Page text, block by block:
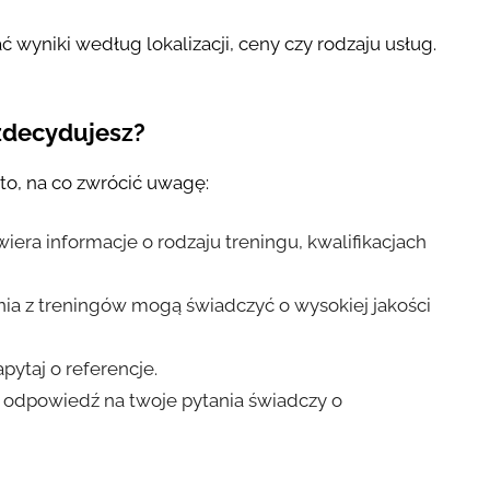
według lokalizacji, ceny czy rodzaju usług.
na co zwrócić uwagę:
informacje o rodzaju treningu, kwalifikacjach
z treningów mogą świadczyć o wysokiej jakości
o referencje.
na twoje pytania świadczy o